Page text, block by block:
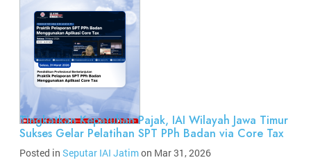
Tingkatkan Kepatuhan Pajak, IAI Wilayah Jawa Timur
Sukses Gelar Pelatihan SPT PPh Badan via Core Tax
Posted in Seputar IAI Jatimon Mar 31, 2026